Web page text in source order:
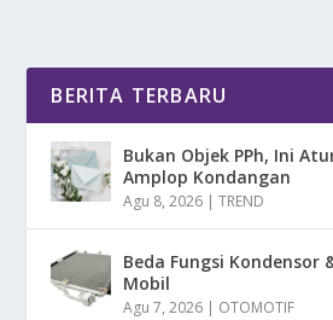
BERITA TERBARU
Bukan Objek PPh, Ini
Amplop Kondangan
Agu 8, 2026 |TREND
Beda Fungsi Kondensor
Mobil
Agu 7, 2026 | OTOMOTIF